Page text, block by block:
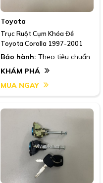
Toyota
Trục Ruột Cụm Khóa Đề
Toyota Corolla 1997-2001
Bảo hành: Theo tiêu chuẩn
KHÁM PHÁ
MUA NGAY